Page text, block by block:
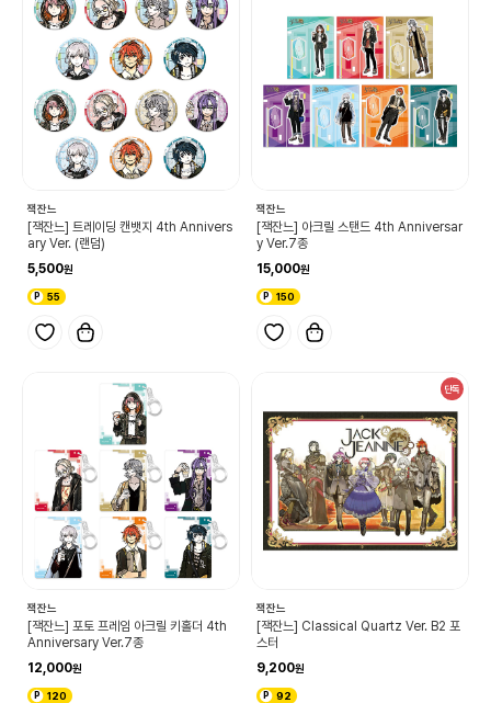
잭잔느
[잭잔느] 트레이딩 캔뱃지 4th Annivers
ary Ver. (랜덤)
5,500
55
잭잔느
[잭잔느] 아크릴 스탠드 4th Anniversar
y Ver.7종
15,000
150
잭잔느
[잭잔느] 포토 프레임 아크릴 키홀더 4th
Anniversary Ver.7종
12,000
120
단독
잭잔느
[잭잔느] Classical Quartz Ver. B2 포
스터
9,200
92